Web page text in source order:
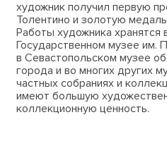
художник получил первую
Толентино и золотую медаль
Работы художника хранятся
Государственном музее им.
в Севастопольском музее
города и во многих других
частных собраниях и
имеют большую
коллекционную ценность.